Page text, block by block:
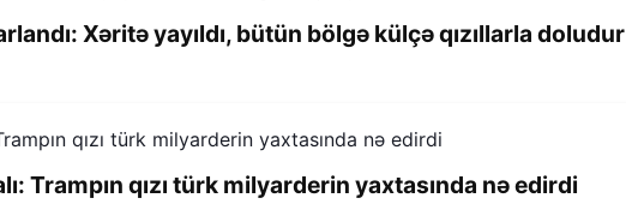
Xəritə yayıldı, bütün bölgə külçə qızıllarla doludur
Trampın qızı türk milyarderin yaxtasında nə edirdi